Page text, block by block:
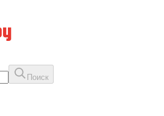
Поиск